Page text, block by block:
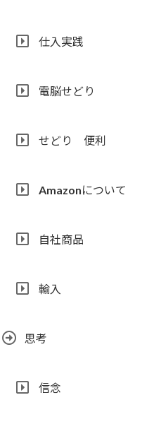
仕入実践
電脳せどり
せどり 便利
Amazonについて
自社商品
輸入
思考
信念